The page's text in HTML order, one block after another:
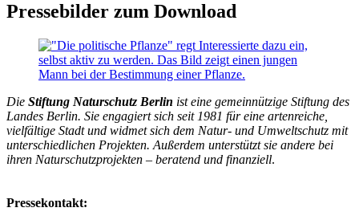
Pressebilder zum Download
Die Stiftung Naturschutz Berlin ist eine gemeinnützige Stiftung des
Landes Berlin. Sie engagiert sich seit 1981 für eine artenreiche,
vielfältige Stadt und widmet sich dem Natur- und Umweltschutz mit
unterschiedlichen Projekten. Außerdem unterstützt sie andere bei
ihren Naturschutzprojekten – beratend und finanziell.
Pressekontakt: